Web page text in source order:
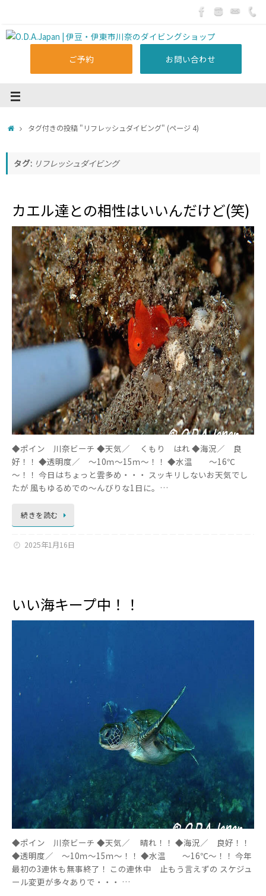
ご予約 お問い合わせ
タグ付きの投稿 "リフレッシュダイビング" (ページ 4)
タグ: リフレッシュダイビング
カエル達との相性はいいんだけど(笑)
◆ポイン 川奈ビーチ ◆天気／ くもり はれ ◆海況／ 良
好！！ ◆透明度／ ～10ｍ～15ｍ～！！ ◆水温 ～16℃
～！！ 今日はちょっと雲多め・・・ スッキリしないお天気でし
たが 風もゆるめでの～んびりな1日に。…
続きを読む
2025年1月16日
いい海キープ中！！
◆ポイン 川奈ビーチ ◆天気／ 晴れ！！ ◆海況／ 良好！！
◆透明度／ ～10ｍ～15ｍ～！！ ◆水温 ～16℃～！！ 今年
最初の3連休も無事終了！ この連休中 止もう言えずの スケジュ
ール変更が多々ありで・・・ …